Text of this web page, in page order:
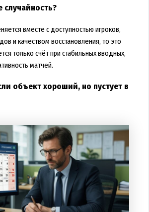
случайность?
вместе с доступностью игроков,
и качеством восстановления, то это
только счёт при стабильных вводных,
матчей.
объект хороший, но пустует в